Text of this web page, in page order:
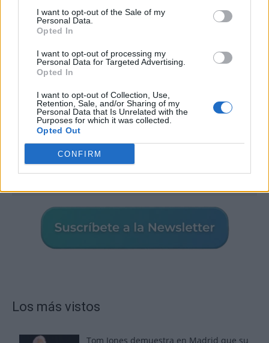
I want to opt-out of the Sale of my
Personal Data.
Opted In
I want to opt-out of processing my
Personal Data for Targeted Advertising.
Opted In
I want to opt-out of Collection, Use,
Retention, Sale, and/or Sharing of my
Personal Data that Is Unrelated with the
Purposes for which it was collected.
Opted Out
CONFIRM
Publicidad
Los más vistos
Tom Jones demuestra en Madrid que su